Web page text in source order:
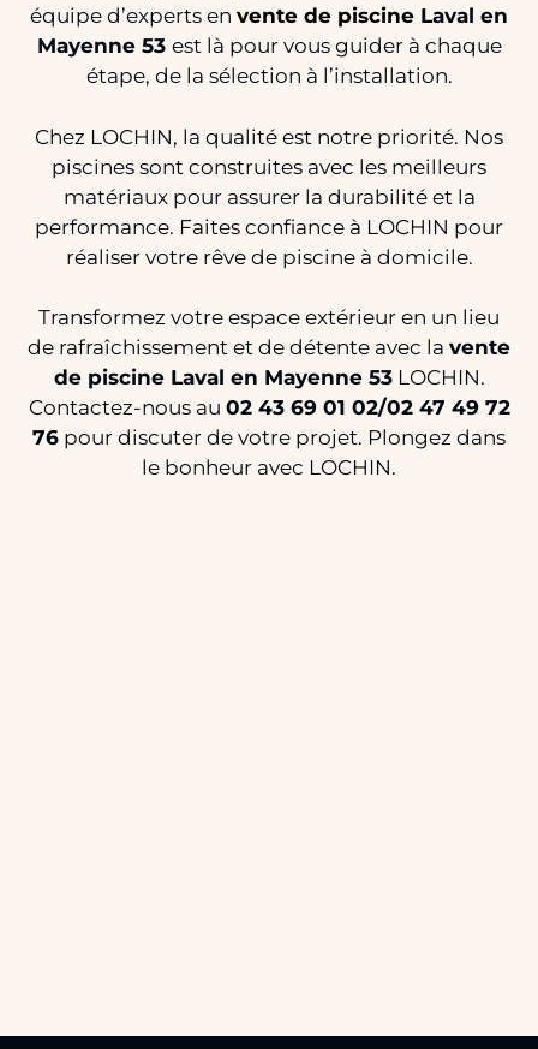
équipe d’experts en vente de piscine Laval en
Mayenne 53 est là pour vous guider à chaque
étape, de la sélection à l’installation.
Chez LOCHIN, la qualité est notre priorité. Nos
piscines sont construites avec les meilleurs
matériaux pour assurer la durabilité et la
performance. Faites confiance à LOCHIN pour
réaliser votre rêve de piscine à domicile.
Transformez votre espace extérieur en un lieu
de rafraîchissement et de détente avec la vente
de piscine Laval en Mayenne 53LOCHIN.
Contactez-nous au 02 43 69 01 02/02 47 49 72
76 pour discuter de votre projet. Plongez dans
le bonheur avec LOCHIN.